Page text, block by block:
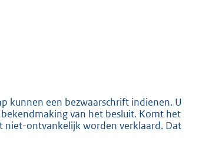
kunnen een bezwaarschrift indienen. U
van het besluit. Komt het
niet-ontvankelijk worden verklaard. Dat